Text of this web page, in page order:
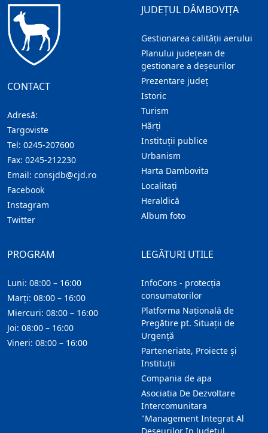
CONTACT
Adresă:
Targoviste
Tel: 0245-207600
Fax: 0245-212230
Email: consjdb@cjd.ro
Facebook
Instagram
Twitter
JUDEȚUL DÂMBOVIȚA
Gestionarea calității aerului
Planului județean de
gestionare a deșeurilor
Prezentare judeţ
Istoric
Turism
Hărţi
Instituţii publice
Urbanism
Harta Dambovita
Localitaţi
Heraldică
Album foto
LEGĂTURI UTILE
InfoCons - protecția
consumatorilor
Platforma Națională de
Pregătire pt. Situații de
Urgență
Parteneriate, Proiecte și
Instituții
Compania de apa
Asociatia De Dezvoltare
Intercomunitara
"Management Integrat Al
PROGRAM
Luni: 08:00 – 16:00
Marți: 08:00 – 16:00
Miercuri: 08:00 – 16:00
Joi: 08:00 – 16:00
Vineri: 08:00 – 16:00